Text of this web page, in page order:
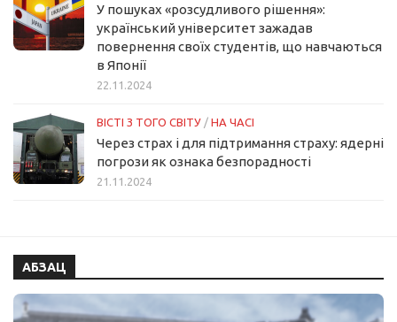
У пошуках «розсудливого рішення»:
український університет зажадав
повернення своїх студентів, що навчаються
в Японії
22.11.2024
ВІСТІ З ТОГО СВІТУ / НА ЧАСІ
Через страх і для підтримання страху: ядерні
погрози як ознака безпорадності
21.11.2024
АБЗАЦ